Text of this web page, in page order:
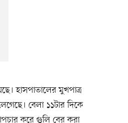
হাসপাতালের মুখপাত্র
বেলা ১১টার দিকে
করে গুলি বের করা